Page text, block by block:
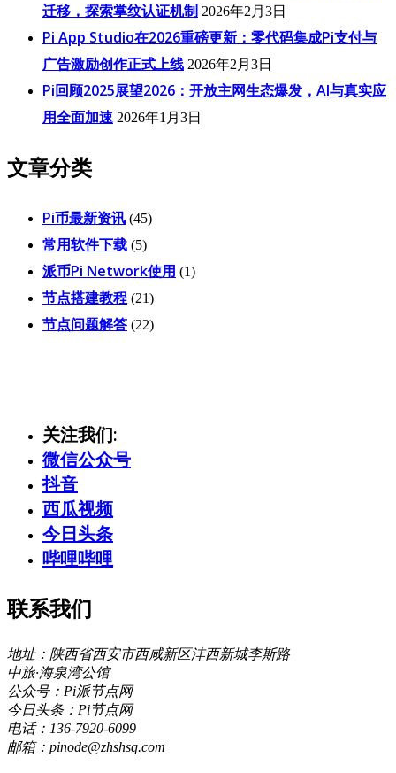
迁移，探索掌纹认证机制 2026年2月3日
Pi App Studio在2026重磅更新：零代码集成Pi支付与
广告激励创作正式上线 2026年2月3日
Pi回顾2025展望2026：开放主网生态爆发，AI与真实应
用全面加速 2026年1月3日
文章分类
Pi币最新资讯 (45)
常用软件下载 (5)
派币Pi Network使用 (1)
节点搭建教程 (21)
节点问题解答 (22)
关注我们:
微信公众号
抖音
西瓜视频
今日头条
哔哩哔哩
联系我们
地址：陕西省西安市西咸新区沣西新城李斯路
中旅·海泉湾公馆
公众号：Pi派节点网
今日头条：Pi节点网
电话：136-7920-6099
邮箱：pinode@zhshsq.com